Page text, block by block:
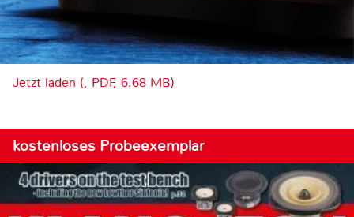
Jetzt laden (, PDF, 6.68 MB)
kostenloses Probeexemplar